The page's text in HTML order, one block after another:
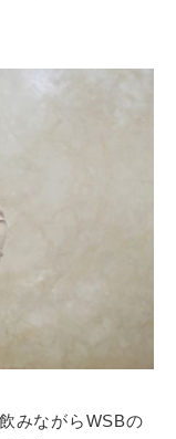
みながらWSBの